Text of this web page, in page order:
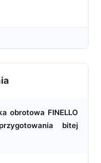
obrotowa FINELLO
bitej